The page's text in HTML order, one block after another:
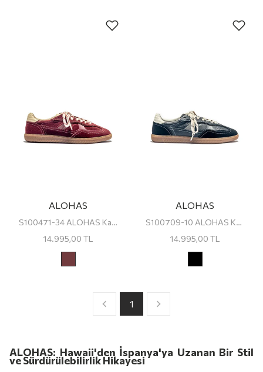
ALOHAS
S100471-34 ALOHAS Kadın Sneaker
14.995,00 TL
ALOHAS
S100709-10 ALOHAS Kadın Sneaker
14.995,00 TL
1
ALOHAS: Hawaii'den İspanya'ya Uzanan Bir Stil
ve Sürdürülebilirlik Hikayesi